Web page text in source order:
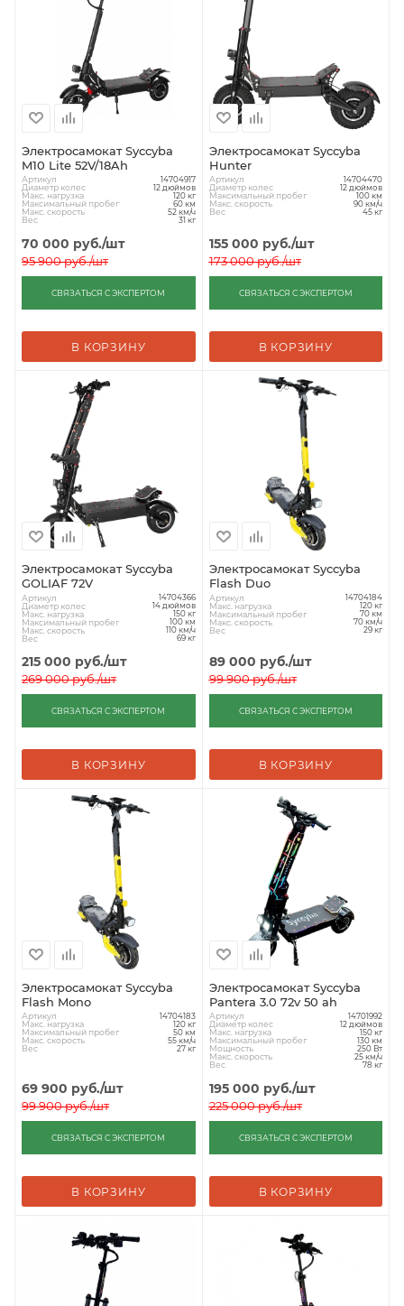
Электросамокат Syccyba
M10 Lite 52V/18Ah
Артикул 14704917
Диаметр колес 12 дюймов
Макс. нагрузка 120 кг
Максимальный пробег 60 км
Макс. скорость 52 км/ч
Вес 31 кг
70 000 руб./шт
95 900руб./шт
СВЯЗАТЬСЯ С ЭКСПЕРТОМ
В КОРЗИНУ
Электросамокат Syccyba
Hunter
Артикул 14704470
Диаметр колес 12 дюймов
Максимальный пробег 100 км
Макс. скорость 90 км/ч
Вес 45 кг
155 000 руб./шт
173 000руб./шт
СВЯЗАТЬСЯ С ЭКСПЕРТОМ
В КОРЗИНУ
Электросамокат Syccyba
GOLIAF 72V
Артикул 14704366
Диаметр колес 14 дюймов
Макс. нагрузка 150 кг
Максимальный пробег 100 км
Макс. скорость 110 км/ч
Вес 69 кг
215 000 руб./шт
269 000руб./шт
СВЯЗАТЬСЯ С ЭКСПЕРТОМ
В КОРЗИНУ
Электросамокат Syccyba
Flash Duo
Артикул 14704184
Макс. нагрузка 120 кг
Максимальный пробег 70 км
Макс. скорость 70 км/ч
Вес 29 кг
89 000 руб./шт
99 900руб./шт
СВЯЗАТЬСЯ С ЭКСПЕРТОМ
В КОРЗИНУ
Электросамокат Syccyba
Flash Mono
Артикул 14704183
Макс. нагрузка 120 кг
Максимальный пробег 50 км
Макс. скорость 55 км/ч
Вес 27 кг
69 900 руб./шт
99 900руб./шт
СВЯЗАТЬСЯ С ЭКСПЕРТОМ
В КОРЗИНУ
Электросамокат Syccyba
Pantera 3.0 72v 50 ah
Артикул 14701992
Диаметр колес 12 дюймов
Макс. нагрузка 150 кг
Максимальный пробег 130 км
Мощность 250 Вт
Макс. скорость 25 км/ч
Вес 78 кг
195 000 руб./шт
225 000руб./шт
СВЯЗАТЬСЯ С ЭКСПЕРТОМ
В КОРЗИНУ